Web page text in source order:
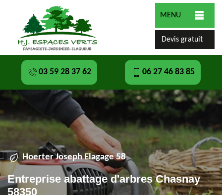
MENU
Devis gratuit
03 59 28 37 62 06 27 46 83 85
Hoerter Joseph Elagage 58
Entreprise abattage d'arbres Chasnay
58350